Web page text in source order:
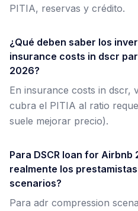
PITIA, reservas y crédito.
¿Qué deben saber los
insurance costs in dscr
2026?
En insurance costs in dscr,
cubra el PITIA al ratio
suele mejorar precio).
Para DSCR loan for
realmente los
scenarios?
Para adr compression